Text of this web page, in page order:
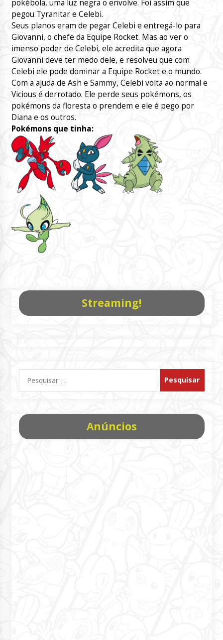
pokébola, uma luz negra o envolve. Foi assim que
pegou Tyranitar e Celebi.
Seus planos eram de pegar Celebi e entregá-lo para
Giovanni, o chefe da Equipe Rocket. Mas ao ver o
imenso poder de Celebi, ele acredita que agora
Giovanni deve ter medo dele, e resolveu que com
Celebi ele pode dominar a Equipe Rocket e o mundo.
Com a ajuda de Ash e Sammy, Celebi volta ao normal e
Vicious é derrotado. Ele perde seus pokémons, os
pokémons da floresta o prendem e ele é pego por
Diana e os outros.
Pokémons que tinha:
Streaming!
por:
Anúncios